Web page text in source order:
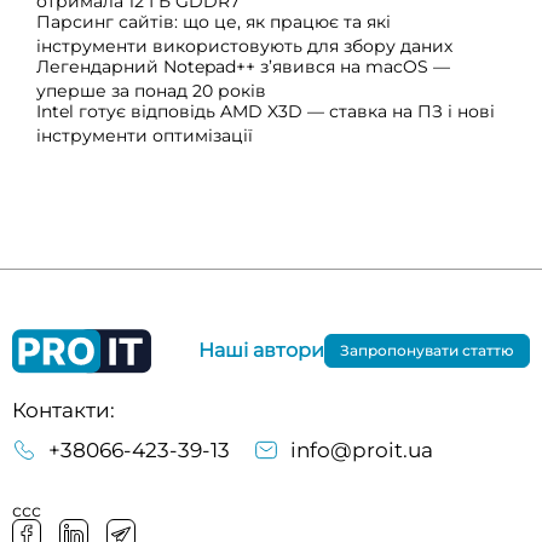
Парсинг сайтів: що це, як працює та які
інструменти використовують для збору даних
Легендарний Notepad++ з’явився на macOS —
уперше за понад 20 років
Intel готує відповідь AMD X3D — ставка на ПЗ і нові
інструменти оптимізації
Контакти:
+38066-423-39-13
info@proit.ua
ссс
Наші автори Запропонувати статтю